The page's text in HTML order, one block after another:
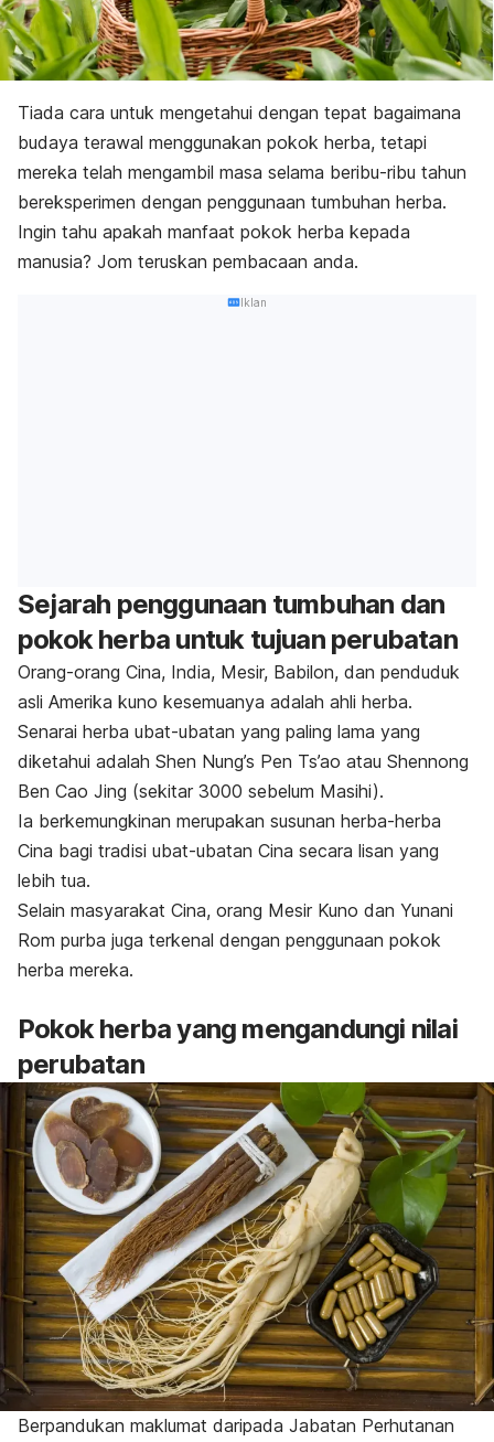
Tiada cara untuk mengetahui dengan tepat bagaimana
budaya terawal menggunakan pokok herba, tetapi
mereka telah mengambil masa selama beribu-ribu tahun
bereksperimen dengan penggunaan tumbuhan herba.
Ingin tahu apakah manfaat pokok herba kepada
manusia? Jom teruskan pembacaan anda.
Iklan
Sejarah penggunaan tumbuhan dan
pokok herba untuk tujuan perubatan
Orang-orang Cina, India, Mesir, Babilon, dan penduduk
asli Amerika kuno kesemuanya adalah ahli herba.
Senarai herba ubat-ubatan yang paling lama yang
diketahui adalah Shen Nung’s Pen Ts’ao atau Shennong
Ben Cao Jing (sekitar 3000 sebelum Masihi).
Ia berkemungkinan merupakan susunan herba-herba
Cina bagi tradisi ubat-ubatan Cina secara lisan yang
lebih tua.
Selain masyarakat Cina, orang Mesir Kuno dan Yunani
Rom purba juga terkenal dengan penggunaan pokok
herba mereka.
Pokok herba yang mengandungi nilai
perubatan
Berpandukan maklumat daripada Jabatan Perhutanan